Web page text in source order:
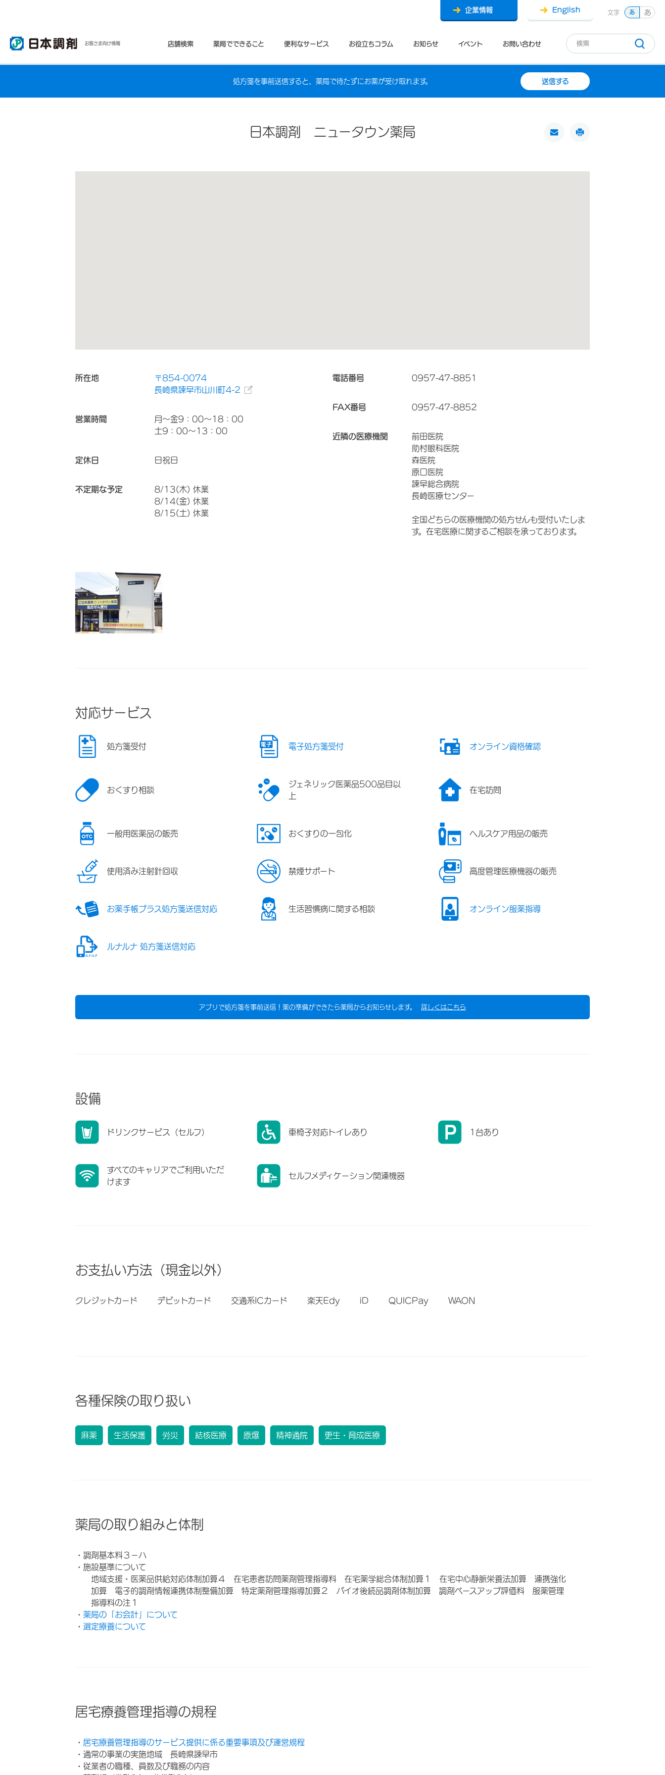
お客さま向け情報 店舗検索 薬局でできること 便利なサービス お役立ちコラム お知らせ イベント お問い合わせ
企業情報 English 文字 あ あ
処方箋を事前送信すると、薬局で待たずにお薬が受け取れます。 送信する
日本調剤 ニュータウン薬局
所在地
〒854-0074
長崎県諫早市山川町4-2
営業時間
月～金9：00～18：00
土9：00～13：00
定休日 日祝日
不定期な予定
8/13(木) 休業
8/14(金) 休業
8/15(土) 休業
電話番号 0957-47-8851
FAX番号 0957-47-8852
近隣の医療機関
前田医院
助村眼科医院
森医院
原口医院
諫早総合病院
長崎医療センター
全国どちらの医療機関の処方せんも受付いたしま
す。在宅医療に関するご相談を承っております。
対応サービス
処方箋受付 電子処方箋受付 オンライン資格確認
おくすり相談
ジェネリック医薬品500品目以
上
在宅訪問
一般用医薬品の販売 おくすりの一包化 ヘルスケア用品の販売
使用済み注射針回収 禁煙サポート 高度管理医療機器の販売
お薬手帳プラス処方箋送信対応 生活習慣病に関する相談 オンライン服薬指導
ルナルナ 処方箋送信対応
アプリで処方箋を事前送信！薬の準備ができたら薬局からお知らせします。 詳しくはこちら
設備
ドリンクサービス（セルフ） 車椅子対応トイレあり 1台あり
すべてのキャリアでご利用いただ
けます
セルフメディケーション関連機器
お支払い方法（現金以外）
クレジットカード デビットカード 交通系ICカード 楽天Edy iD QUICPay WAON
各種保険の取り扱い
麻薬 生活保護 労災 結核医療 原爆 精神通院 更生・育成医療
薬局の取り組みと体制
・調剤基本料３－ハ
・施設基準について
地域支援・医薬品供給対応体制加算４ 在宅患者訪問薬剤管理指導料 在宅薬学総合体制加算１ 在宅中心静脈栄養法加算 連携強化
加算 電子的調剤情報連携体制整備加算 特定薬剤管理指導加算２ バイオ後続品調剤体制加算 調剤ベースアップ評価料 服薬管理
指導料の注１
・ 薬局の「お会計」について
・ 選定療養について
居宅療養管理指導の規程
・ 居宅療養管理指導のサービス提供に係る重要事項及び運営規程
・通常の事業の実施地域 長崎県諫早市
・従業者の職種、員数及び職務の内容